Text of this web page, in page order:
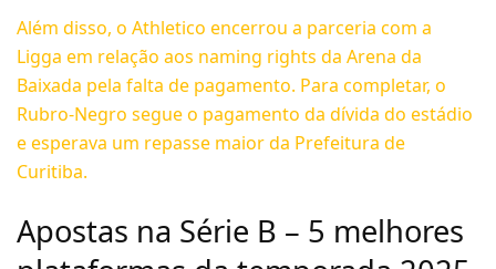
Além disso, o Athletico encerrou a parceria com a
Ligga em relação aos naming rights da Arena da
Baixada pela falta de pagamento. Para completar, o
Rubro-Negro segue o pagamento da dívida do estádio
e esperava um repasse maior da Prefeitura de
Curitiba.
Apostas na Série B – 5 melhores